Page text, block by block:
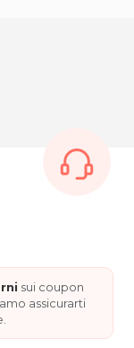
modalità di
sui coupon
assicurarti